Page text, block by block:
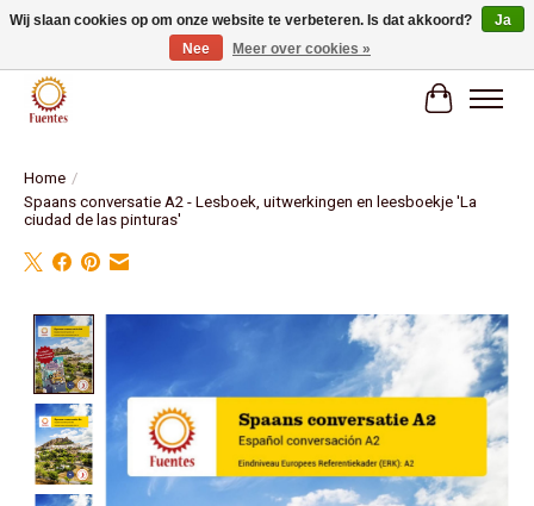
Home /
Spaans conversatie A2 - Lesboek, uitwerkingen en leesboekje 'La
ciudad de las pinturas'
Product image slideshow Items
Wij slaan cookies op om onze website te verbeteren. Is dat akkoord?
Ja
Nee
Meer over cookies »